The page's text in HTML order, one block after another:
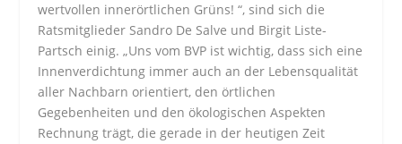
wertvollen innerörtlichen Grüns! “, sind sich die
Ratsmitglieder Sandro De Salve und Birgit Liste-
Partsch einig. „Uns vom BVP ist wichtig, dass sich eine
Innenverdichtung immer auch an der Lebensqualität
aller Nachbarn orientiert, den örtlichen
Gegebenheiten und den ökologischen Aspekten
Rechnung trägt, die gerade in der heutigen Zeit